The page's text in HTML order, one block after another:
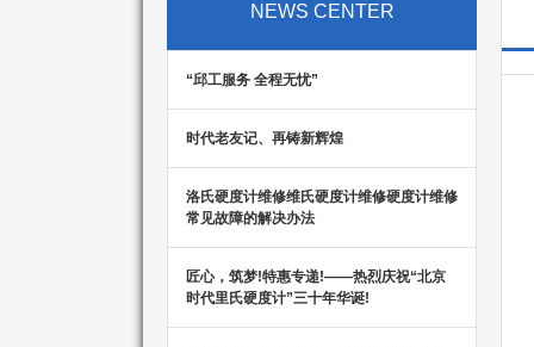
NEWS CENTER
“邱工服务 全程无忧”
时代老友记、再铸新辉煌
洛氏硬度计维修维氏硬度计维修硬度计维修
常见故障的解决办法
匠心，筑梦!特惠专递!——热烈庆祝“北京
时代里氏硬度计”三十年华诞!